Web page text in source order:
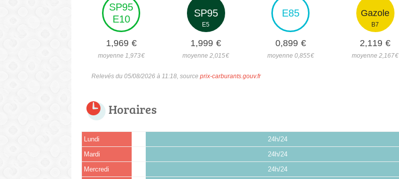
SP95
E10
1,969 €
moyenne 1,973€
SP95
E5
1,999 €
moyenne 2,015€
E85
0,899 €
moyenne 0,855€
Gazole
B7
2,119 €
moyenne 2,167€
Relevés du 05/08/2026 à 11:18, source prix-carburants.gouv.fr
Horaires
Lundi 24h/24
Mardi 24h/24
Mercredi 24h/24